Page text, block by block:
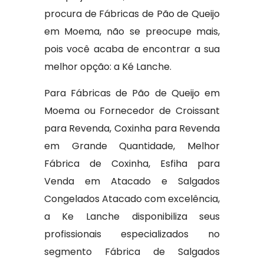
procura de Fábricas de Pão de Queijo
em Moema, não se preocupe mais,
pois você acaba de encontrar a sua
melhor opção: a Ké Lanche.
Para Fábricas de Pão de Queijo em
Moema ou Fornecedor de Croissant
para Revenda, Coxinha para Revenda
em Grande Quantidade, Melhor
Fábrica de Coxinha, Esfiha para
Venda em Atacado e Salgados
Congelados Atacado com excelência,
a Ke Lanche disponibiliza seus
profissionais especializados no
segmento Fábrica de Salgados